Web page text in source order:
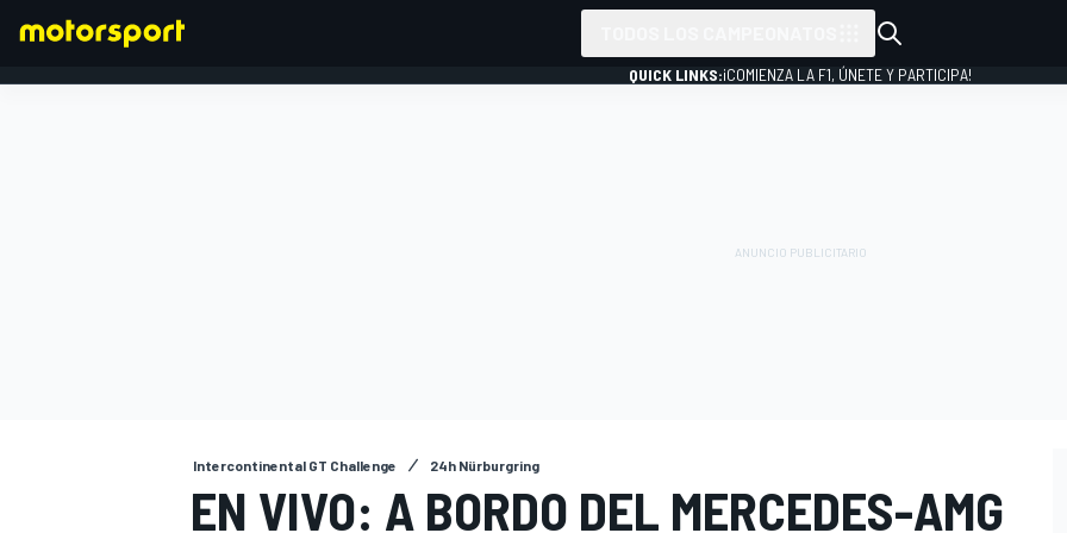
QUICK LINKS:¡COMIENZA LA F1, ÚNETE Y PARTICIPA!
Intercontinental GT Challenge 24h Nürburgring
EN VIVO: A BORDO DEL MERCEDES-AMG